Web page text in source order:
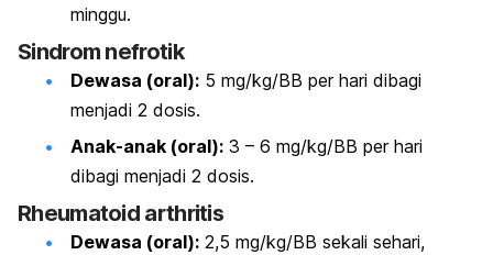
minggu.
Sindrom nefrotik
Dewasa (oral): 5 mg/kg/BB per hari dibagi
menjadi 2 dosis.
Anak-anak (oral): 3 – 6 mg/kg/BB per hari
dibagi menjadi 2 dosis.
Rheumatoid arthritis
Dewasa (oral): 2,5 mg/kg/BB sekali sehari,